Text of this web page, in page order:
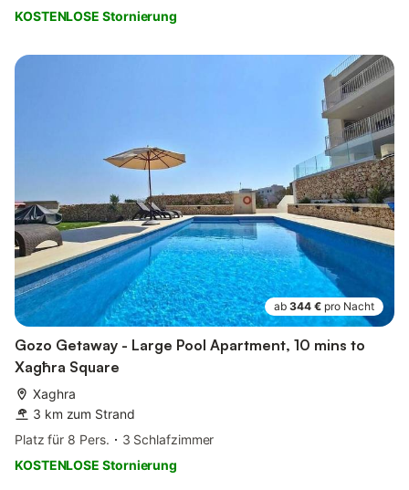
KOSTENLOSE Stornierung
ab 344 € pro Nacht
Gozo Getaway - Large Pool Apartment, 10 mins to
Xagħra Square
Xaghra
3 km zum Strand
Platz für 8 Pers.
3 Schlafzimmer
KOSTENLOSE Stornierung